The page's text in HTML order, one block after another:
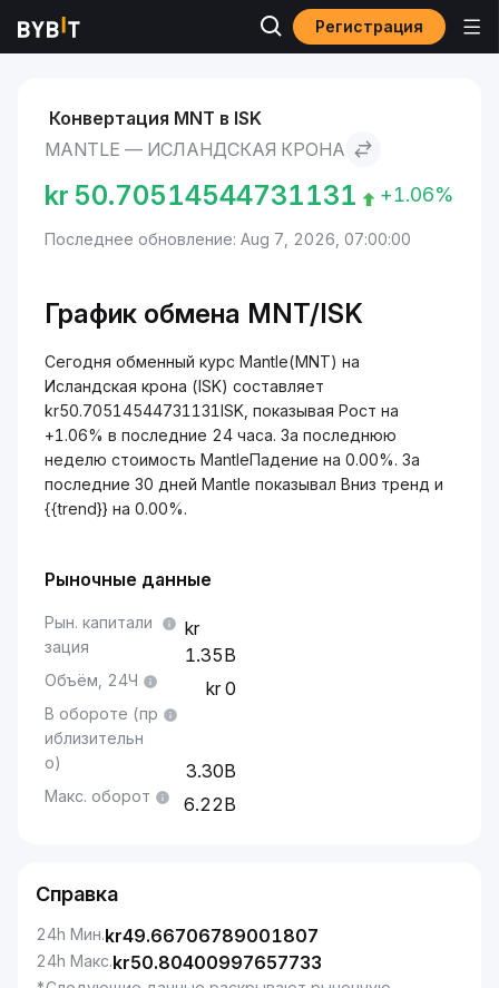
Регистрация
Рынки Mantle to Исландская крона
Конвертация MNT в ISK
MANTLE — ИСЛАНДСКАЯ КРОНА
kr 50.70514544731131 +1.06%
Последнее обновление: Aug 7, 2026, 07:00:00
График обмена MNT/ISK
Сегодня обменный курс Mantle(MNT) на
Исландская крона (ISK) составляет
kr50.70514544731131ISK, показывая Рост на
+1.06% в последние 24 часа. За последнюю
неделю стоимость MantleПадение на 0.00%. За
последние 30 дней Mantle показывал Вниз тренд и
{{trend}} на 0.00%.
Рыночные данные
Рын. капитали
зация
1.35B
Объём, 24Ч 0
В обороте (пр
иблизительн
о)
3.30B
Макс. оборот 6.22B
Справка
24h Мин.kr49.66706789001807
24h Макс.kr50.80400997657733